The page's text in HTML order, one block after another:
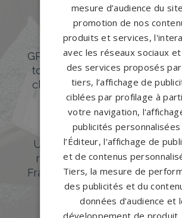
Des pierres tombales
originales
GPG Granit offre un large
tombales en granit de styles
classiques ou originales à
DÉCOUVREZ NOTRE
Accompagnement sur-
Un accompagnement sur
réseau de 1200 partenaires
France. Personnalisation
notre configurateur 3D en
mesure d’audience du
promotion de nos
produits et services,
avec les réseaux sociaux
des services proposés
tiers, l’affichage de
ciblées par profilage à
votre navigation,
publicités
l’Éditeur, l'affichage de
et de contenus
Tiers, la mesure de
des publicités et du
données d’audience et